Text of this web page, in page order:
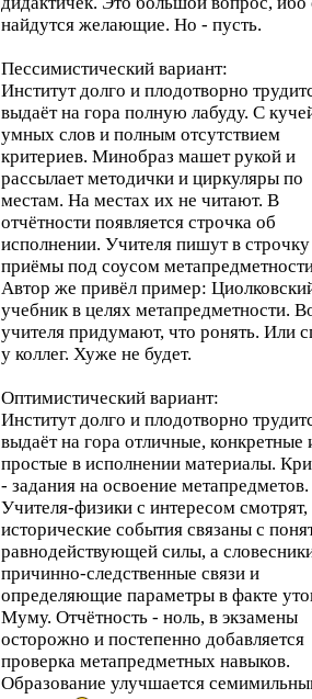
найдутся желающие. Но - пусть.
Пессимистический вариант:
Институт долго и плодотворно
выдаёт на гора полную лабуду. С
умных слов и полным отсутствием
критериев. Минобраз машет рукой и
рассылает методички и циркуляры по
местам. На местах их не читают. В
отчётности появляется строчка об
исполнении. Учителя пишут в
приёмы под соусом
Автор же привёл пример:
учебник в целях метапредметности.
учителя придумают, что ронять. Или
у коллег. Хуже не будет.
Оптимистический вариант:
Институт долго и плодотворно
выдаёт на гора отличные, конкретные
простые в исполнении материалы.
- задания на освоение метапредметов.
Учителя-физики с интересом смотрят,
исторические события связаны с
равнодействующей силы, а
причинно-следственные связи и
определяющие параметры в факте
Муму. Отчётность - ноль, в экзамены
осторожно и постепенно добавляется
проверка метапредметных навыков.
Образование улучшается